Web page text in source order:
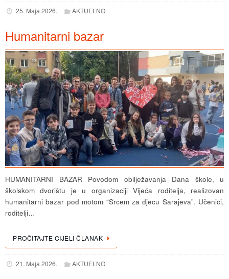
25. Maja 2026. AKTUELNO
Humanitarni bazar
HUMANITARNI BAZAR Povodom obilježavanja Dana škole, u
školskom dvorištu je u organizaciji Vijeća roditelja, realizovan
humanitarni bazar pod motom “Srcem za djecu Sarajeva”. Učenici,
roditelji…
PROČITAJTE CIJELI ČLANAK
21. Maja 2026. AKTUELNO